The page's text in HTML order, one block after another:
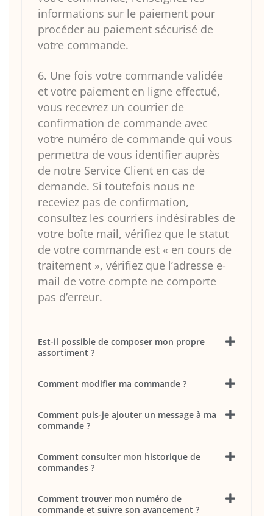
informations sur le paiement pour
procéder au paiement sécurisé de
votre commande.
6. Une fois votre commande validée
et votre paiement en ligne effectué,
vous recevrez un courrier de
confirmation de commande avec
votre numéro de commande qui vous
permettra de vous identifier auprès
de notre Service Client en cas de
demande. Si toutefois nous ne
receviez pas de confirmation,
consultez les courriers indésirables de
votre boîte mail, vérifiez que le statut
de votre commande est « en cours de
traitement », vérifiez que l’adresse e-
mail de votre compte ne comporte
pas d’erreur.
Est-il possible de composer mon propre
assortiment ?
Comment modifier ma commande ?
Comment puis-je ajouter un message à ma
commande ?
Comment consulter mon historique de
commandes ?
Comment trouver mon numéro de
commande et suivre son avancement ?